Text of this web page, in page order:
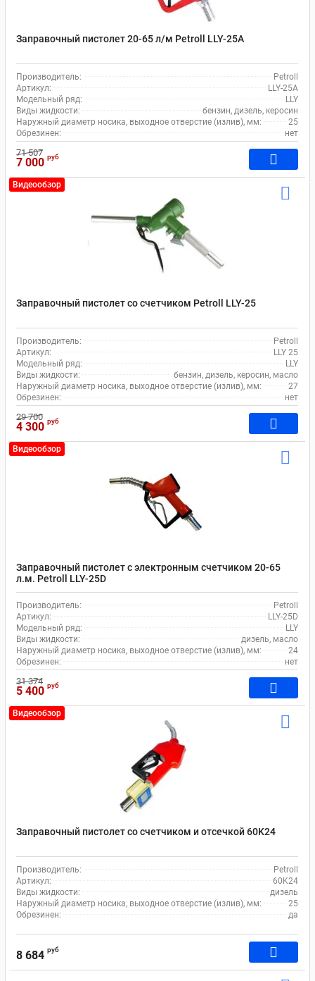
Заправочный пистолет 20-65 л/м Petroll LLY-25A
Производитель:
Petroll
Артикул:
LLY-25A
Модельный ряд:
LLY
Виды жидкости:
бензин, дизель, керосин
Наружный диаметр носика, выходное отверстие (излив), мм:
25
Обрезинен:
нет
71 507
7 000 руб
Видеообзор
Заправочный пистолет со счетчиком Petroll LLY-25
Производитель:
Petroll
Артикул:
LLY 25
Модельный ряд:
LLY
Виды жидкости:
бензин, дизель, керосин, масло
Наружный диаметр носика, выходное отверстие (излив), мм:
27
Обрезинен:
нет
29 700
4 300 руб
Видеообзор
Заправочный пистолет с электронным счетчиком 20-65
л.м. Petroll LLY-25D
Производитель:
Petroll
Артикул:
LLY-25D
Модельный ряд:
LLY
Виды жидкости:
дизель, масло
Наружный диаметр носика, выходное отверстие (излив), мм:
24
Обрезинен:
нет
31 374
5 400 руб
Видеообзор
Заправочный пистолет со счетчиком и отсечкой 60K24
Производитель:
Petroll
Артикул:
60K24
Виды жидкости:
дизель
Наружный диаметр носика, выходное отверстие (излив), мм:
25
Обрезинен:
да
8 684 руб